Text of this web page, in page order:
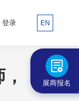
登录 EN
展商报名
EN